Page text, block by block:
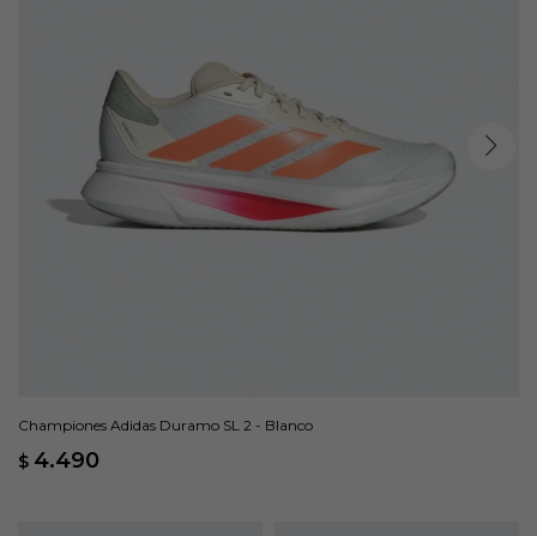
Championes Adidas Duramo SL 2 - Blanco
$ 4.490